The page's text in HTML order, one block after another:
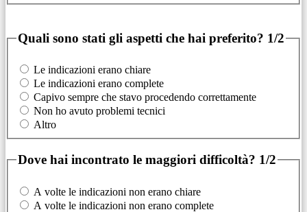
Quali sono stati gli aspetti che hai preferito? 1/2
Le indicazioni erano chiare
Le indicazioni erano complete
Capivo sempre che stavo procedendo correttamente
Non ho avuto problemi tecnici
Altro
Dove hai incontrato le maggiori difficoltà? 1/2
A volte le indicazioni non erano chiare
A volte le indicazioni non erano complete